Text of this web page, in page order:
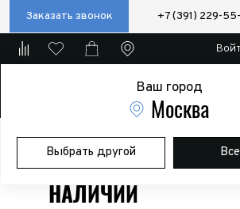
Заказать звонок +7 (391) 229-
Ваш город
Москва
Выбрать другой
Главная Автомобили в наличии
АВТОМОБИЛИ В
НАЛИЧИИ